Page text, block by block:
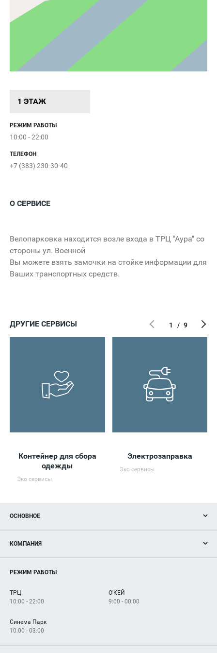
1 ЭТАЖ
РЕЖИМ РАБОТЫ
10:00 - 22:00
ТЕЛЕФОН
+7 (383) 230-30-40
О СЕРВИСЕ
Велопарковка находится возле входа в ТРЦ "Аура" со
стороны ул. Военной
Вы можете взять замочки на стойке информации для
Ваших транспортных средств.
ДРУГИЕ СЕРВИСЫ
Контейнер для сбора
одежды
Эко сервисы
Электрозаправка
Эко сервисы
1 / 9
ОСНОВНОЕ
Новости
Магазины
Услуги
КОМПАНИЯ
Рекламодателям
Как добраться
РЕЖИМ РАБОТЫ
ТРЦ
10:00 - 22:00
О'КЕЙ
9:00 - 00:00
Синема Парк
10:00 - 03:00